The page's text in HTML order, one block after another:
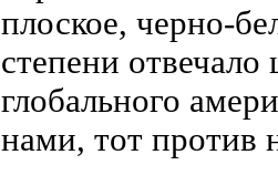
плоское, черно-
степени
глобального
нами, тот против